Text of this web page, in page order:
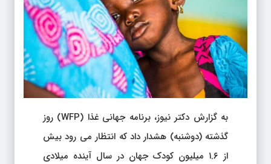
به گزارش دکتر نیوز، برنامه جهانی غذا (WFP) روز
گذشته (دوشنبه) هشدار داد که انتظار می رود بیش
از ۱.۶ میلیون کودک جهان در سال آینده میلادی